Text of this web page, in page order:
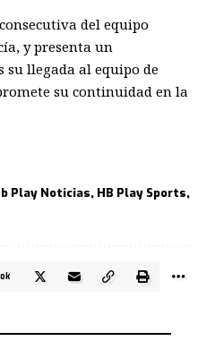
del equipo
y presenta un
su llegada al equipo de
su continuidad en la
Play Noticias, HB Play Sports,